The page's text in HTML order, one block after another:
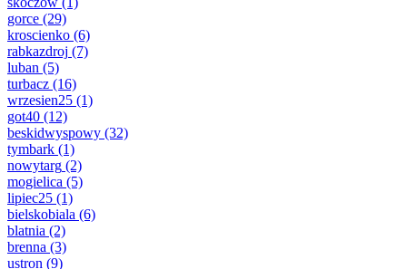
gorce (29)
kroscienko (6)
rabkazdroj (7)
luban (5)
turbacz (16)
wrzesien25 (1)
got40 (12)
beskidwyspowy (32)
tymbark (1)
nowytarg (2)
mogielica (5)
lipiec25 (1)
bielskobiala (6)
blatnia (2)
brenna (3)
ustron (9)